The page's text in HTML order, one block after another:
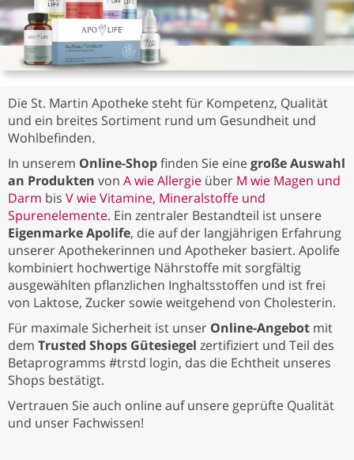
Die St. Martin Apotheke steht für Kompetenz, Qualität
und ein breites Sortiment rund um Gesundheit und
Wohlbefinden.
In unserem Online-Shopfinden Sie einegroße Auswahl
an Produkten von A wie Allergie über M wie Magen und
Darm bis V wie Vitamine, Mineralstoffe und
Spurenelemente. Ein zentraler Bestandteil ist unsere
Eigenmarke Apolife, die auf der langjährigen Erfahrung
unserer Apothekerinnen und Apotheker basiert. Apolife
kombiniert hochwertige Nährstoffe mit sorgfältig
ausgewählten pflanzlichen Inghaltsstoffen und ist frei
von Laktose, Zucker sowie weitgehend von Cholesterin.
Für maximale Sicherheit ist unser Online-Angebot mit
dem Trusted Shops Gütesiegel zertifiziert und Teil des
Betaprogramms #trstd login, das die Echtheit unseres
Shops bestätigt.
Vertrauen Sie auch online auf unsere geprüfte Qualität
und unser Fachwissen!